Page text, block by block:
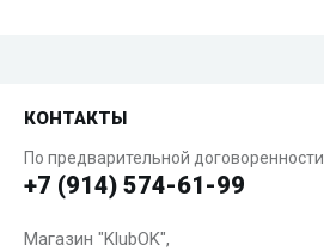
КОНТАКТЫ
По предварительной договоренности
+7 (914) 574-61-99
Магазин "KlubOK",